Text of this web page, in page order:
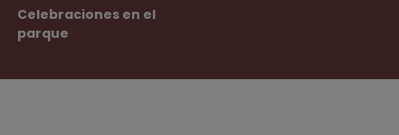
Celebraciones en el
parque